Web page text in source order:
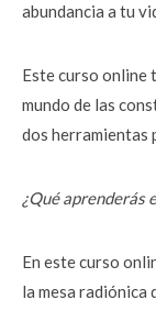
abundancia a tu
Este curso online
mundo de las
dos herramientas
¿Qué aprenderás
En este curso
la mesa radiónica